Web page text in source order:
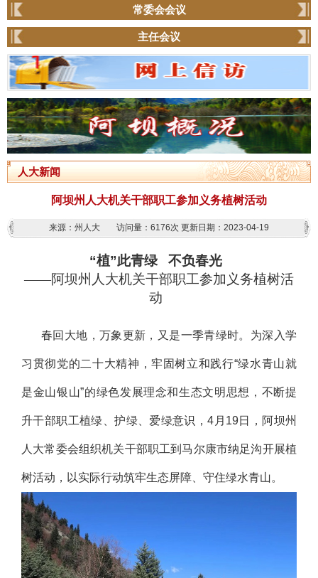
常委会会议
主任会议
人大新闻
阿坝州人大机关干部职工参加义务植树活动
来源：州人大 访问量： 6176次 更新日期：2023-04-19
“植”此青绿 不负春光
——阿坝州人大机关干部职工参加义务植树活
动
春回大地，万象更新，又是一季青绿时。为深入学
习贯彻党的二十大精神，牢固树立和践行“绿水青山就
是金山银山”的绿色发展理念和生态文明思想，不断提
升干部职工植绿、护绿、爱绿意识，4月19日，阿坝州
人大常委会组织机关干部职工到马尔康市纳足沟开展植
树活动，以实际行动筑牢生态屏障、守住绿水青山。